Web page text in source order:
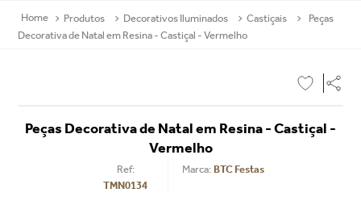
Produtos Decorativos Iluminados Castiçais
Peças
Decorativa de Natal em Resina - Castiçal - Vermelho
Peças Decorativa de Natal em Resina - Castiçal -
Vermelho
Ref:
TMN0134
BTC Festas